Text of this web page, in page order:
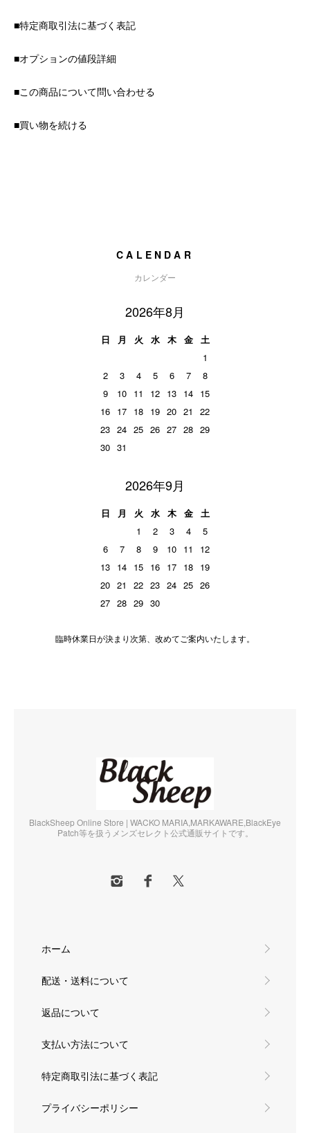
■特定商取引法に基づく表記
■オプションの値段詳細
■この商品について問い合わせる
■買い物を続ける
CALENDAR
カレンダー
2026年8月
日 月 火 水 木 金
土
1
2
3 4 5 6 7
8
9
10 11 12 13 14 15
16 17 18 19 20 21
22
23 24 25 26 27 28 29
30 31
2026年9月
日 月 火 水 木 金
土
1
2 3 4
5
6
7 8 9 10 11
12
13 14 15 16 17 18 19
20 21 22 23 24 25 26
27 28 29 30
臨時休業日が決まり次第、改めてご案内いたします。
BlackSheep Online Store | WACKO MARIA,MARKAWARE,BlackEye
Patch等を扱うメンズセレクト公式通販サイトです。
ホーム
配送・送料について
返品について
支払い方法について
特定商取引法に基づく表記
プライバシーポリシー